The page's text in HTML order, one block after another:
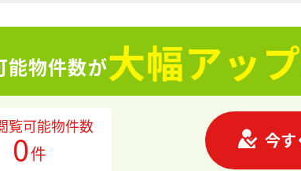
能物件数が大幅アッ
覧可能物件数
0件
今す